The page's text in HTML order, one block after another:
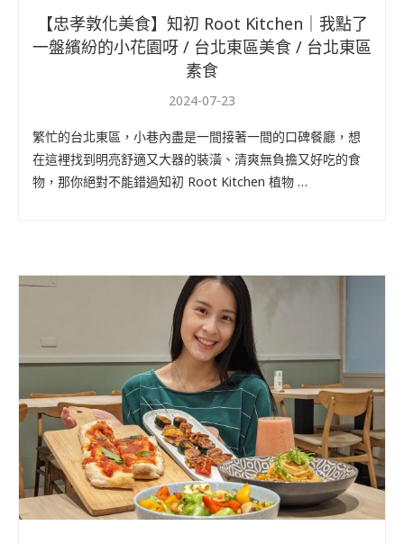
【忠孝敦化美食】知初 Root Kitchen｜我點了
一盤繽紛的小花園呀 / 台北東區美食 / 台北東區
素食
2024-07-23
繁忙的台北東區，小巷內盡是一間接著一間的口碑餐廳，想
在這裡找到明亮舒適又大器的裝潢、清爽無負擔又好吃的食
物，那你絕對不能錯過知初 Root Kitchen 植物 …